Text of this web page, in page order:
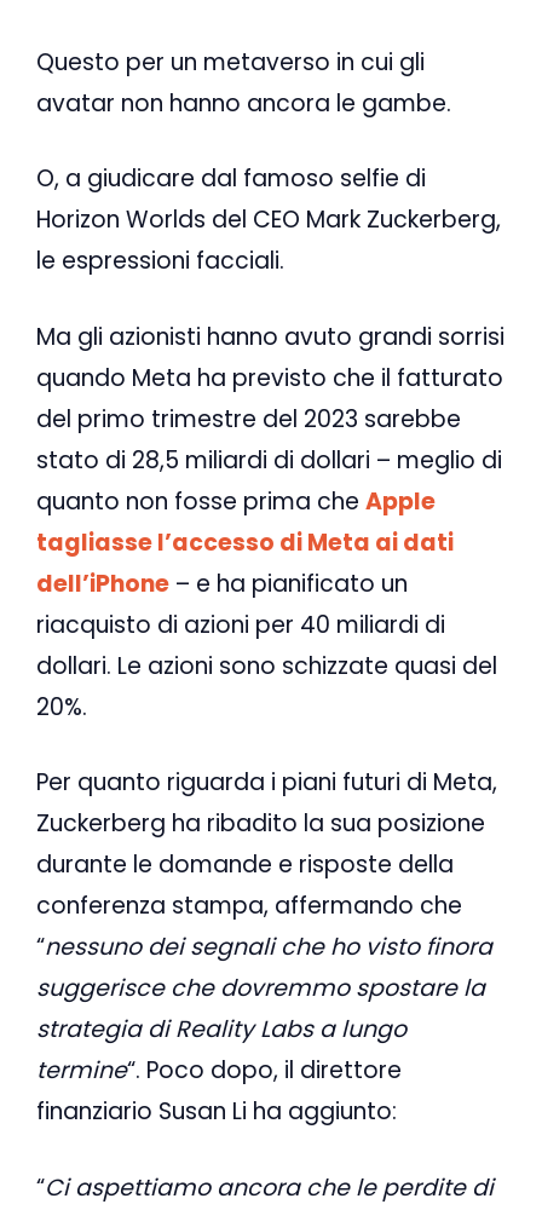
Questo per un metaverso in cui gli
avatar non hanno ancora le gambe.
O, a giudicare dal famoso selfie di
Horizon Worlds del CEO Mark Zuckerberg,
le espressioni facciali.
Ma gli azionisti hanno avuto grandi sorrisi
quando Meta ha previsto che il fatturato
del primo trimestre del 2023 sarebbe
stato di 28,5 miliardi di dollari – meglio di
quanto non fosse prima che Apple
tagliasse l’accesso di Meta ai dati
dell’iPhone – e ha pianificato un
riacquisto di azioni per 40 miliardi di
dollari. Le azioni sono schizzate quasi del
20%.
Per quanto riguarda i piani futuri di Meta,
Zuckerberg ha ribadito la sua posizione
durante le domande e risposte della
conferenza stampa, affermando che
“nessuno dei segnali che ho visto finora
suggerisce che dovremmo spostare la
strategia di Reality Labs a lungo
termine“. Poco dopo, il direttore
finanziario Susan Li ha aggiunto:
“Ci aspettiamo ancora che le perdite di